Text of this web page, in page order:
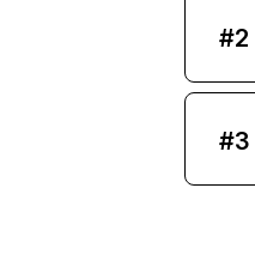
#2
#3